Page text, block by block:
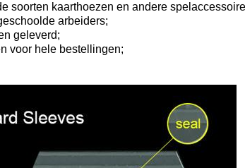
soorten kaarthoezen en andere
arbeiders;
geleverd;
voor hele bestellingen;